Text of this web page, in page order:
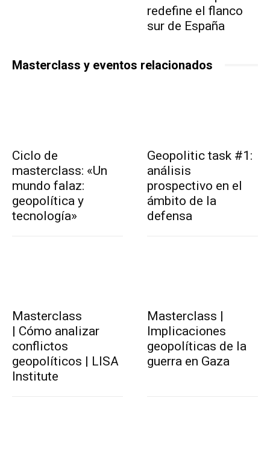
redefine el flanco
sur de España
Masterclass y eventos relacionados
Ciclo de
masterclass: «Un
mundo falaz:
geopolítica y
tecnología»
Geopolitic task #1:
análisis
prospectivo en el
ámbito de la
defensa
Masterclass
| Cómo analizar
conflictos
geopolíticos | LISA
Institute
Masterclass |
Implicaciones
geopolíticas de la
guerra en Gaza